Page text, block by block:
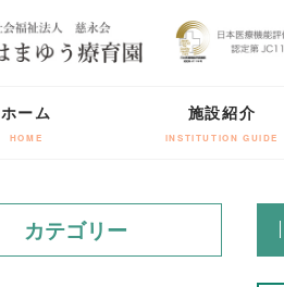
ホーム
HOME
施設紹介
INSTITUTION GUIDE
カテゴリー